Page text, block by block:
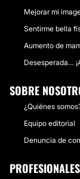
Mejorar mi
Sentirme bella
Aumento de
Desesperada…
SOBRE
¿Quiénes
Equipo editorial
Denuncia de
PROFESIONALES